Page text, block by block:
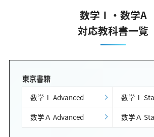
数学Ⅰ・数学A
対応教科書一覧
東京書籍
数学Ⅰ Advanced
数学Ⅰ
数学Ａ Advanced
数学Ａ